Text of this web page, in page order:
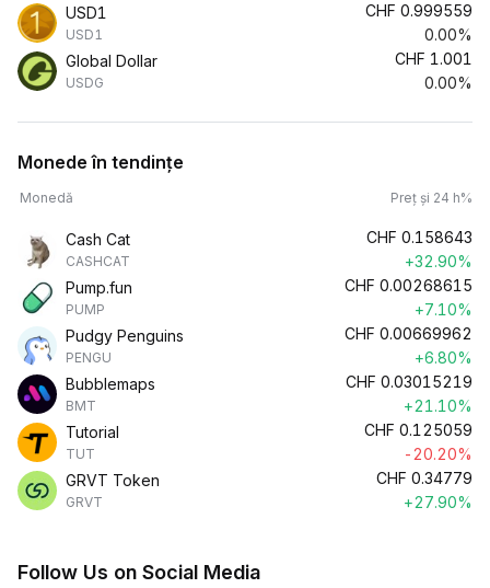
USD1
USD1
CHF 0.999559
0.00%
Global Dollar
USDG
CHF 1.001
0.00%
Monede în tendințe
Monedă Preț și 24 h%
Cash Cat
CASHCAT
CHF 0.158643
+32.90%
Pump.fun
PUMP
CHF 0.00268615
+7.10%
Pudgy Penguins
PENGU
CHF 0.00669962
+6.80%
Bubblemaps
BMT
CHF 0.03015219
+21.10%
Tutorial
TUT
CHF 0.125059
-20.20%
GRVT Token
GRVT
CHF 0.34779
+27.90%
Follow Us on Social Media